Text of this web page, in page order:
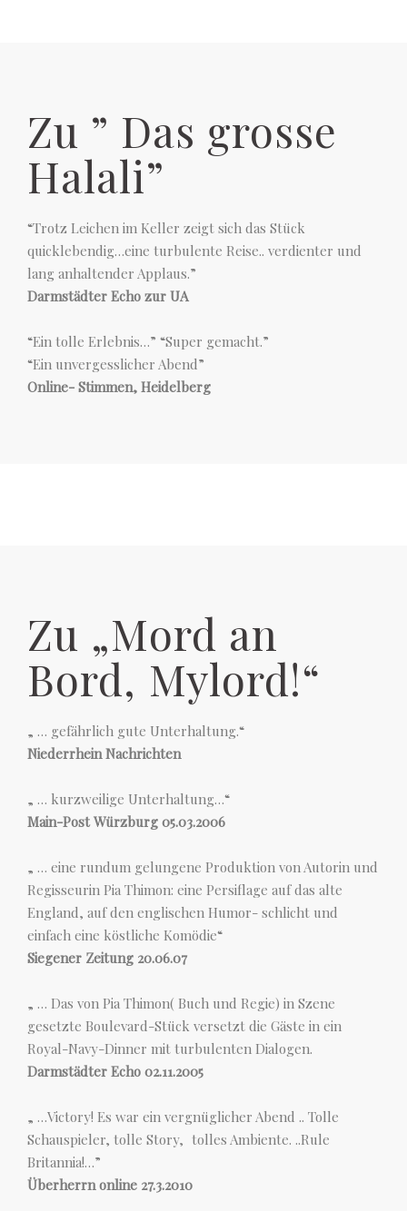
Zu ” Das grosse
Halali”
“Trotz Leichen im Keller zeigt sich das Stück
quicklebendig…eine turbulente Reise.. verdienter und
lang anhaltender Applaus.”
Darmstädter Echo zur UA
“Ein tolle Erlebnis…” “Super gemacht.”
“Ein unvergesslicher Abend”
Online- Stimmen, Heidelberg
Zu „Mord an
Bord, Mylord!“
„ … gefährlich gute Unterhaltung.“
Niederrhein Nachrichten
„ … kurzweilige Unterhaltung…“
Main-Post Würzburg 05.03.2006
„ … eine rundum gelungene Produktion von Autorin und
Regisseurin Pia Thimon: eine Persiflage auf das alte
England, auf den englischen Humor- schlicht und
einfach eine köstliche Komödie“
Siegener Zeitung 20.06.07
„ … Das von Pia Thimon( Buch und Regie) in Szene
gesetzte Boulevard-Stück versetzt die Gäste in ein
Royal-Navy-Dinner mit turbulenten Dialogen.
Darmstädter Echo 02.11.2005
„ …Victory! Es war ein vergnüglicher Abend .. Tolle
Schauspieler, tolle Story, tolles Ambiente. ..Rule
Britannia!…”
Überherrn online 27.3.2010